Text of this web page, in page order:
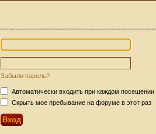
Забыли пароль?
Автоматически входить при каждом посещении
Скрыть мое пребывание на форуме в этот раз